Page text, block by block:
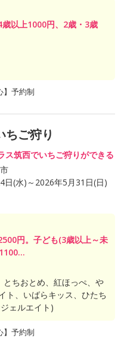
以上1000円、2歳・3歳
】予約制
ちご狩り
ス筑西でいちご狩りができる
日(水)～2026年5月31日(日)
円。子ども(3歳以上～未
とちおとめ、紅ほっぺ、や
ト、いばらキッス、ひたち
ェルエイト)
】予約制